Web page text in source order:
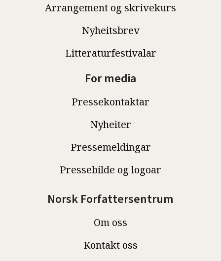
Arrangement og skrivekurs
Nyheitsbrev
Litteraturfestivalar
For media
Pressekontaktar
Nyheiter
Pressemeldingar
Pressebilde og logoar
Norsk Forfattersentrum
Om oss
Kontakt oss